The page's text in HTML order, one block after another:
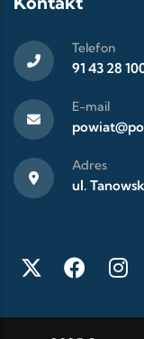
Telefon
91 43 28
E-mail
Adres
ul.